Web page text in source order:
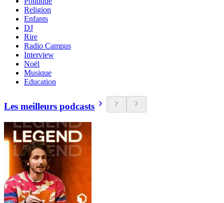
Religion
Enfants
DJ
Rire
Radio Campus
Interview
Noël
Musique
Education
Les meilleurs podcasts